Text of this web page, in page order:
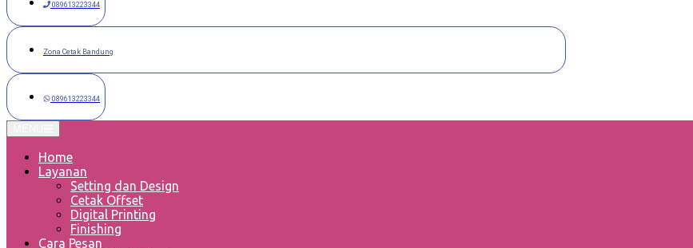
089613223344
Zona Cetak Bandung
089613223344
Home
Layanan
Setting dan Design
Cetak Offset
Digital Printing
Finishing
Cara Pesan